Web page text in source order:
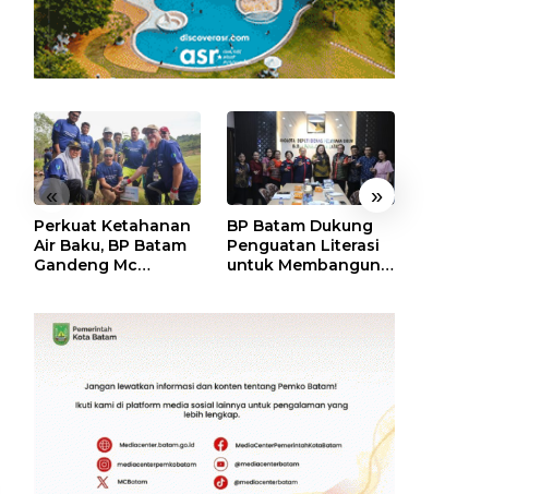
« »
Perkuat Ketahanan
Air Baku, BP Batam
Gandeng Mc
Bendungan Sei
Nongsa
BP Batam Dukung
Penguatan Literasi
untuk Membangun
Generasi Masa
Depan